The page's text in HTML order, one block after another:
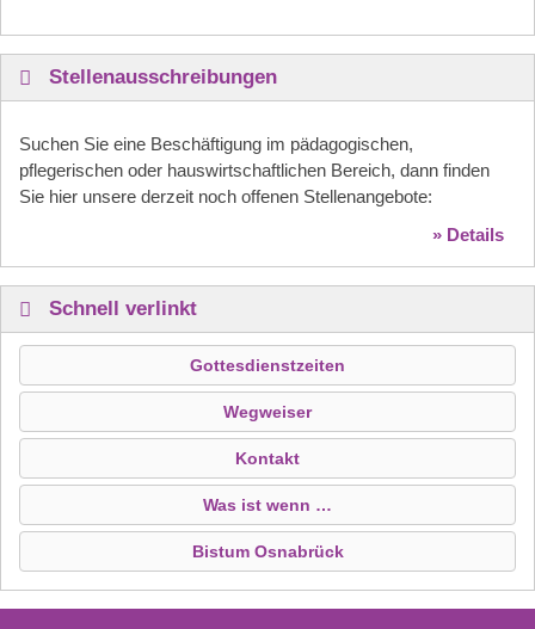
Stellenausschreibungen
Suchen Sie eine Beschäftigung im pädagogischen,
pflegerischen oder hauswirtschaftlichen Bereich, dann finden
Sie hier unsere derzeit noch offenen Stellenangebote:
» Details
Schnell verlinkt
Gottesdienstzeiten
Wegweiser
Kontakt
Was ist wenn …
Bistum Osnabrück